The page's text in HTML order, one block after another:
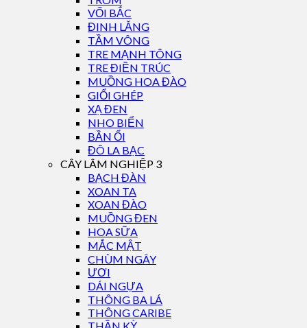
VỐI BẮC
ĐINH LĂNG
TẦM VÔNG
TRE MẠNH TÔNG
TRE ĐIỀN TRÚC
MUỒNG HOA ĐÀO
GIỔI GHÉP
XẠ ĐEN
NHO BIỂN
BẦN ỔI
ĐÔ LA BẠC
CÂY LÂM NGHIỆP 3
BẠCH ĐÀN
XOAN TA
XOAN ĐÀO
MUỒNG ĐEN
HOA SỮA
MẮC MẬT
CHÙM NGÂY
ƯƠI
DÁI NGỰA
THÔNG BA LÁ
THÔNG CARIBE